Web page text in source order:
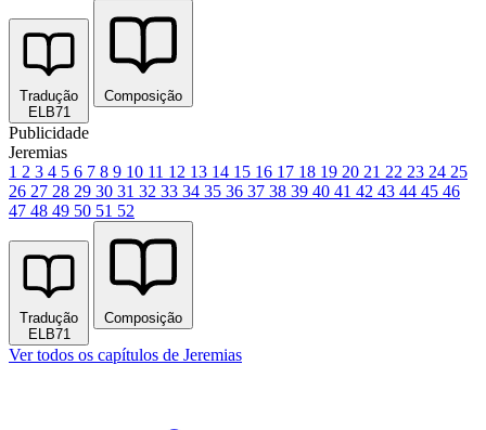
Tradução
ELB71
Composição
Publicidade
Jeremias
1 2 3 4 5 6 7 8 9 10 11 12 13 14 15 16 17 18 19 20 21 22 23 24 25
26 27 28 29 30 31 32 33 34 35 36 37 38 39 40 41 42 43 44 45 46
47 48 49 50 51 52
Tradução
ELB71
Composição
Ver todos os capítulos de Jeremias